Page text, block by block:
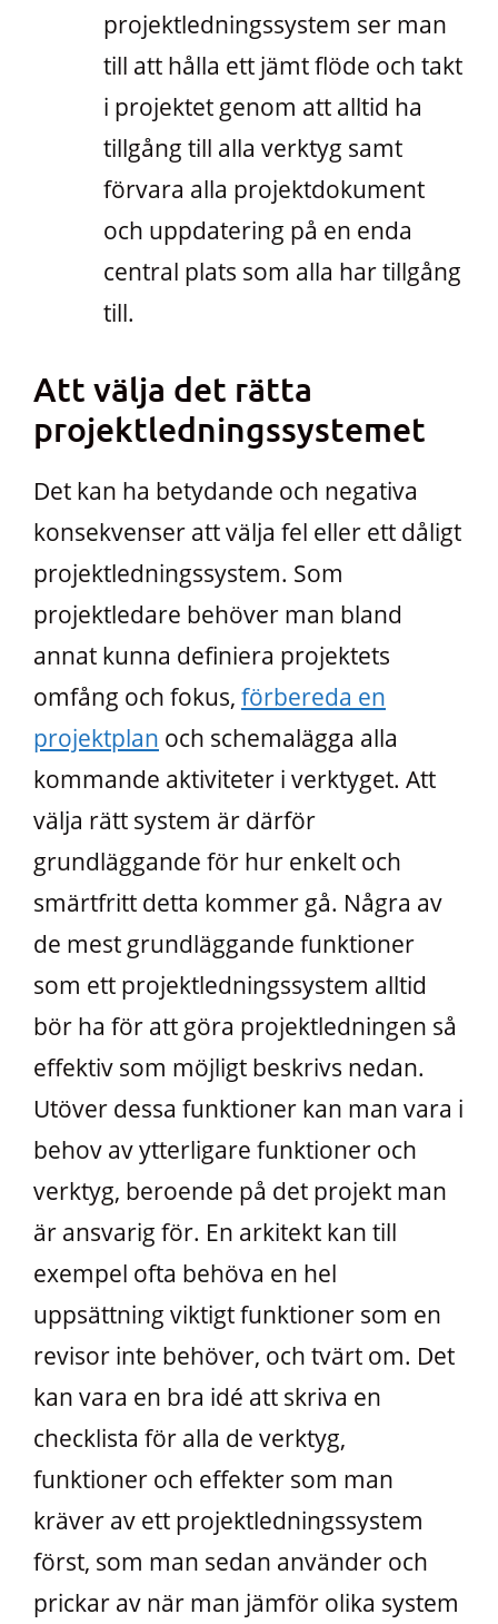
projektledningssystem ser man
till att hålla ett jämt flöde och takt
i projektet genom att alltid ha
tillgång till alla verktyg samt
förvara alla projektdokument
och uppdatering på en enda
central plats som alla har tillgång
till.
Att välja det rätta
projektledningssystemet
Det kan ha betydande och negativa
konsekvenser att välja fel eller ett dåligt
projektledningssystem. Som
projektledare behöver man bland
annat kunna definiera projektets
omfång och fokus, förbereda en
projektplan och schemalägga alla
kommande aktiviteter i verktyget. Att
välja rätt system är därför
grundläggande för hur enkelt och
smärtfritt detta kommer gå. Några av
de mest grundläggande funktioner
som ett projektledningssystem alltid
bör ha för att göra projektledningen så
effektiv som möjligt beskrivs nedan.
Utöver dessa funktioner kan man vara i
behov av ytterligare funktioner och
verktyg, beroende på det projekt man
är ansvarig för. En arkitekt kan till
exempel ofta behöva en hel
uppsättning viktigt funktioner som en
revisor inte behöver, och tvärt om. Det
kan vara en bra idé att skriva en
checklista för alla de verktyg,
funktioner och effekter som man
kräver av ett projektledningssystem
först, som man sedan använder och
prickar av när man jämför olika system